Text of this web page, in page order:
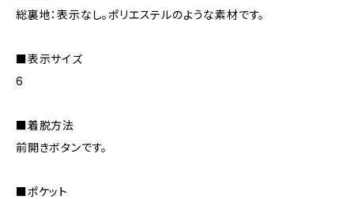
総裏地：表示なし。ポリエステルのような素材です。
■表示サイズ
6
■着脱方法
前開きボタンです。
■ポケット